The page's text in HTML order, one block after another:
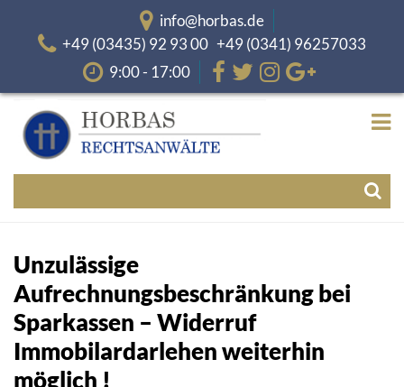
info@horbas.de
+49 (03435) 92 93 00 +49 (0341) 96257033
9:00 - 17:00
Unzulässige
Aufrechnungsbeschränkung bei
Sparkassen – Widerruf
Immobilardarlehen weiterhin
möglich !